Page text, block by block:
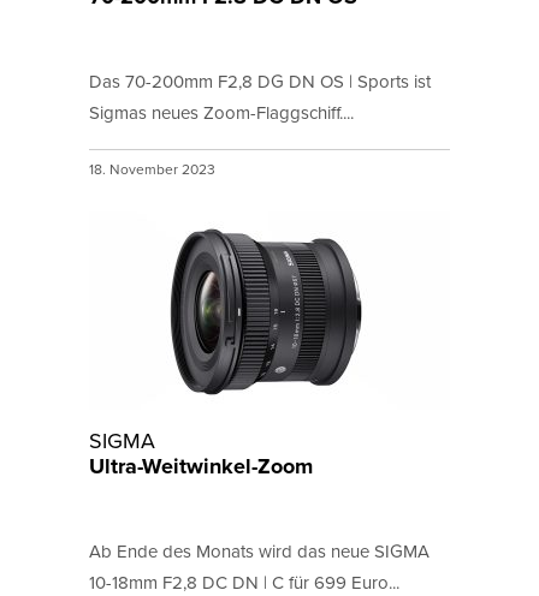
Das 70-200mm F2,8 DG DN OS | Sports ist
Sigmas neues Zoom-Flaggschiff....
18. November 2023
SIGMA
Ultra-Weitwinkel-Zoom
Ab Ende des Monats wird das neue SIGMA
10-18mm F2,8 DC DN | C für 699 Euro...